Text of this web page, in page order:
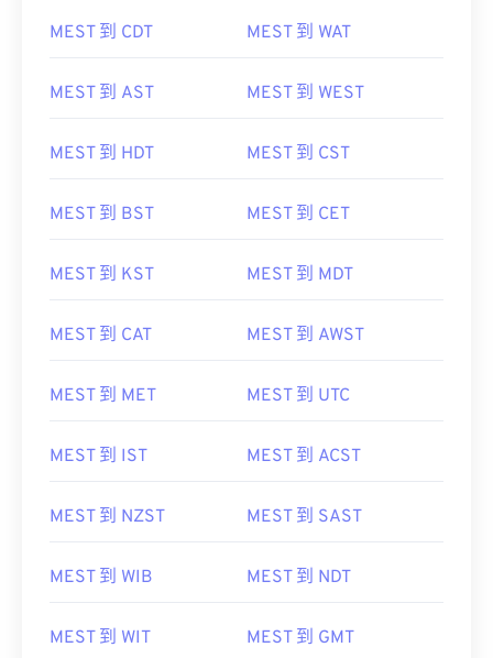
MEST 到 CDT MEST 到 WAT
MEST 到 AST MEST 到 WEST
MEST 到 HDT MEST 到 CST
MEST 到 BST MEST 到 CET
MEST 到 KST MEST 到 MDT
MEST 到 CAT MEST 到 AWST
MEST 到 MET MEST 到 UTC
MEST 到 IST MEST 到 ACST
MEST 到 NZST MEST 到 SAST
MEST 到 WIB MEST 到 NDT
MEST 到 WIT MEST 到 GMT